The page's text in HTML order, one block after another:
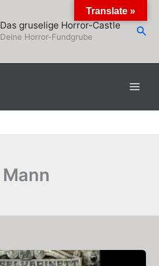
Das gruselige Horror-Castle
Deine Horror-Fundgrube
Mann
Translate »